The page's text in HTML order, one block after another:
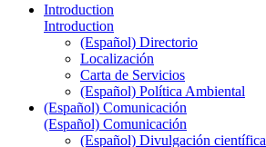
Introduction
Introduction
(Español) Directorio
Localización
Carta de Servicios
(Español) Política Ambiental
(Español) Comunicación
(Español) Comunicación
(Español) Divulgación científica